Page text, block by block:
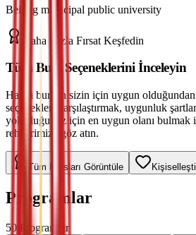
Beijing municipal public university
Daha Fazla Fırsat Keşfedin
Tüm Burs Seçeneklerini İnceleyin
Hangi bursun sizin için uygun
seçenekleri karşılaştırmak, uygunluk
yolculuğunuz için en uygun olanı bulmak
rehberimize göz atın.
Tüm Bursları Görüntüle
Programlar
50 Programlar